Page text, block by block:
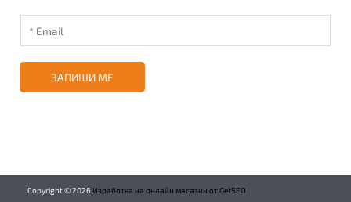
ЗАПИШИ МЕ
Copyright ©2026 Изработка на онлайн магазин от GetSEO